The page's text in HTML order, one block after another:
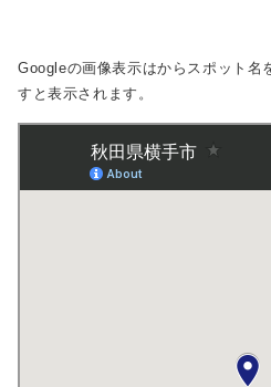
Googleの画像表示はからスポット名
すと表示されます。